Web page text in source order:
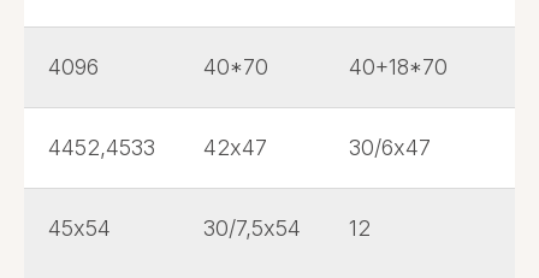
4096 40*70 40+18*70
4452,4533 42х47 30/6х47
45х54 30/7,5х54 12